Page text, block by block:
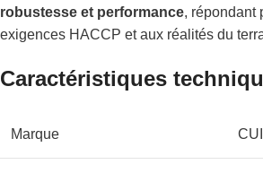
robustesse et performance, répondant
exigences HACCP et aux réalités du
Caractéristiques
Marque